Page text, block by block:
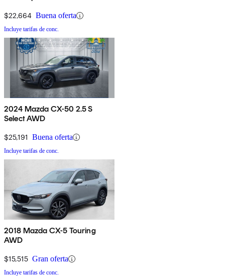
$22,664 Buena oferta
Incluye tarifas de conc.
2024 Mazda CX-50 2.5 S
Select AWD
$25,191 Buena oferta
Incluye tarifas de conc.
2018 Mazda CX-5 Touring
AWD
$15,515 Gran oferta
Incluye tarifas de conc.